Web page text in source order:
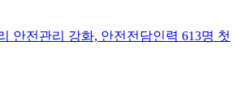
안전관리 강화, 안전전담인력 613명 첫